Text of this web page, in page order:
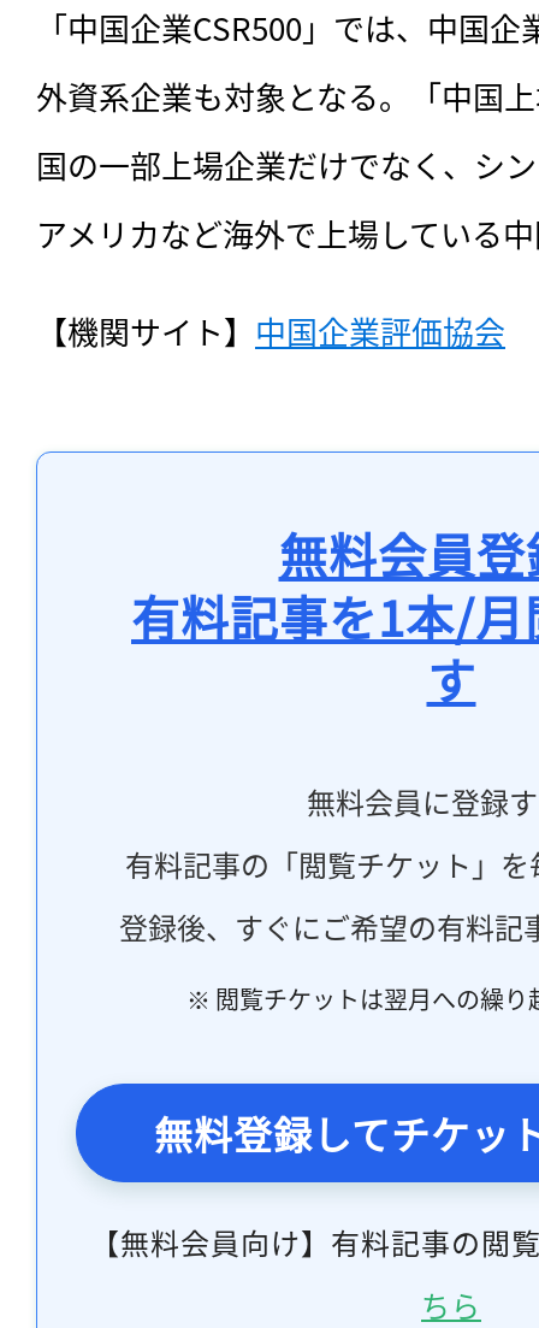
「中国企業CSR500」では、中国
外資系企業も対象となる。「中国
国の一部上場企業だけでなく、シ
アメリカなど海外で上場している
【機関サイト】 中国企業評価協会
無料会員
有料記事を1本/
す
無料会員に登録
有料記事の「閲覧チケット」
登録後、すぐにご希望の有料記
※ 閲覧チケットは翌月への繰り
無料登録してチケッ
【無料会員向け】有料記事の閲
ちら